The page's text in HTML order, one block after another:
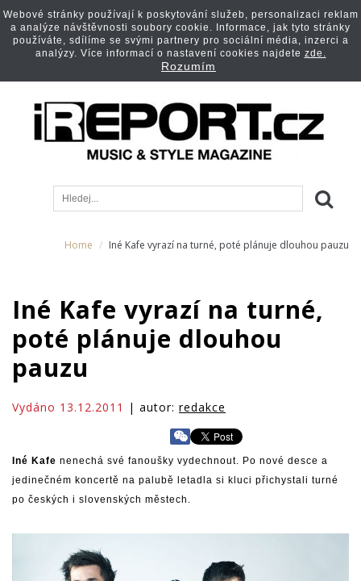
Home Iné Kafe vyrazí na turné, poté plánuje dlouhou pauzu
Iné Kafe vyrazí na turné,
poté plánuje dlouhou
pauzu
Vydáno 13.12.2011 | autor: redakce
Iné Kafe nenechá své fanoušky vydechnout. Po nové desce a
jedinečném koncertě na palubě letadla si kluci přichystali turné
po českých i slovenských městech.
Webové stránky používají k poskytování služeb, personalizaci reklam
a analýze návštěvnosti soubory cookie. Informace, jak tyto stránky
používáte, sdílíme se svými partnery pro sociální média, inzerci a
analýzy. Více informací o nastavení cookies najdete zde.
Rozumím